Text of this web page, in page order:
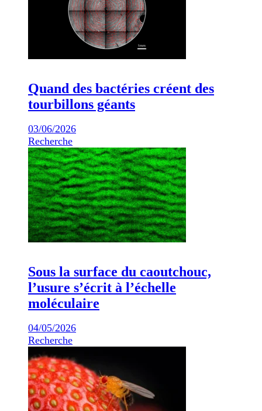
Quand des bactéries créent des
tourbillons géants
03/06/2026
Recherche
Sous la surface du caoutchouc,
l’usure s’écrit à l’échelle
moléculaire
04/05/2026
Recherche